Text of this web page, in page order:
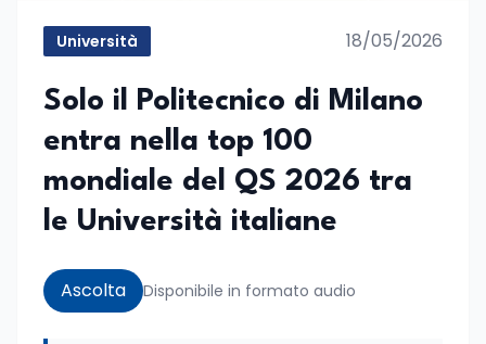
Università 18/05/2026
Solo il Politecnico di Milano
entra nella top 100
mondiale del QS 2026 tra
le Università italiane
Ascolta Disponibile in formato audio